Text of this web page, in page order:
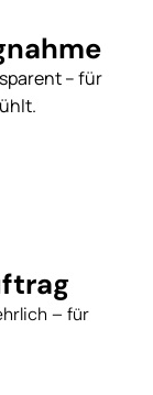
– für
– für